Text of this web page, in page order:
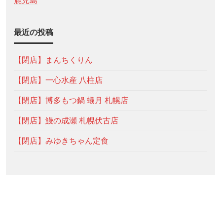
最近の投稿
【閉店】まんちくりん
【閉店】一心水産 八柱店
【閉店】博多もつ鍋 蟻月 札幌店
【閉店】鰻の成瀬 札幌伏古店
【閉店】みゆきちゃん定食